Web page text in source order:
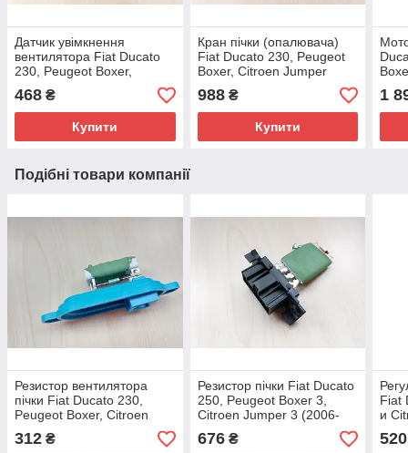
Датчик увімкнення
вентилятора Fiat Ducato
230, Peugeot Boxer,
Citroen Jumper (1994-
2002), 7738581, 126433
468 ₴
Купити
Кран пічки (опалювача)
Fiat Ducato 230, Peugeot
Boxer, Citroen Jumper
(1998-2002), 77363342,
6448P6
988₴
Купити
1
Подібні товари компанії
Резистор вентилятора
пічки Fiat Ducato 230,
Peugeot Boxer, Citroen
1306600080, 6441E5
312 ₴
Резистор пічки Fiat Ducato
250, Peugeot Boxer 3,
Citroen Jumper 3 (2006-
2014), 55702407, 6450XR,
6436C4
676₴
Fiat
и
520